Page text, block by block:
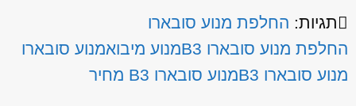
תגיות: החלפת מנוע סובארו
החלפת מנוע סובארו B3
מנוע מיבואמנוע סובארו
מנוע סובארו B3
מנוע סובארו B3 מחיר